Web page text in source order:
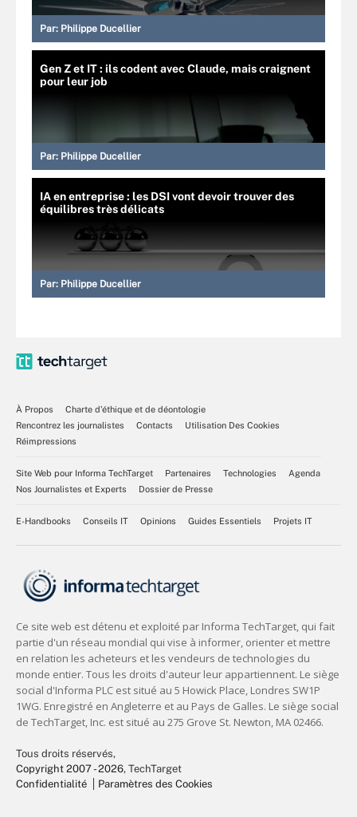
Par: Philippe Ducellier
Gen Z et IT : ils codent avec Claude, mais craignent
pour leur job
Par: Philippe Ducellier
IA en entreprise : les DSI vont devoir trouver des
équilibres très délicats
Par: Philippe Ducellier
À Propos
Charte d’éthique et de déontologie
Rencontrez les journalistes
Contacts
Utilisation Des Cookies
Réimpressions
Site Web pour Informa TechTarget Partenaires Technologies
Agenda
Nos Journalistes et Experts
Dossier de Presse
E-Handbooks Conseils IT Opinions Guides Essentiels Projets IT
Tous droits réservés,
Copyright 2007 - 2026, TechTarget
Confidentialité
Paramètres des Cookies